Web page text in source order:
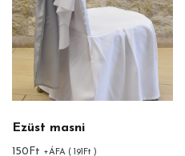
Ezüst masni
150 Ft +ÁFA ( 191Ft )